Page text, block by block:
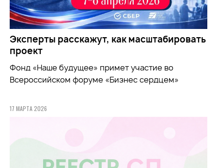
Эксперты расскажут, как масштабировать
проект
Фонд «Наше будущее» примет участие во
Всероссийском форуме «Бизнес сердцем»
17 МАРТА 2026